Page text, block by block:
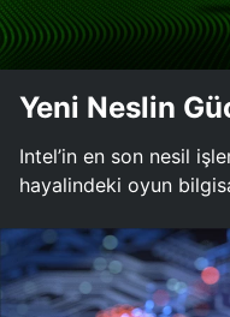
Yeni Neslin
Intel’in en son nesil
hayalindeki oyun